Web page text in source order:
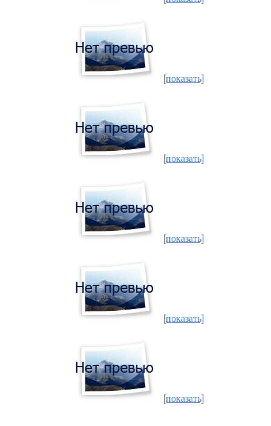
[показать]
[показать]
[показать]
[показать]
[показать]